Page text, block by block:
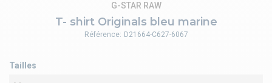
T- shirt Originals bleu marine
G-STAR RAW
Tailles
Référence: D21664-C627-6067